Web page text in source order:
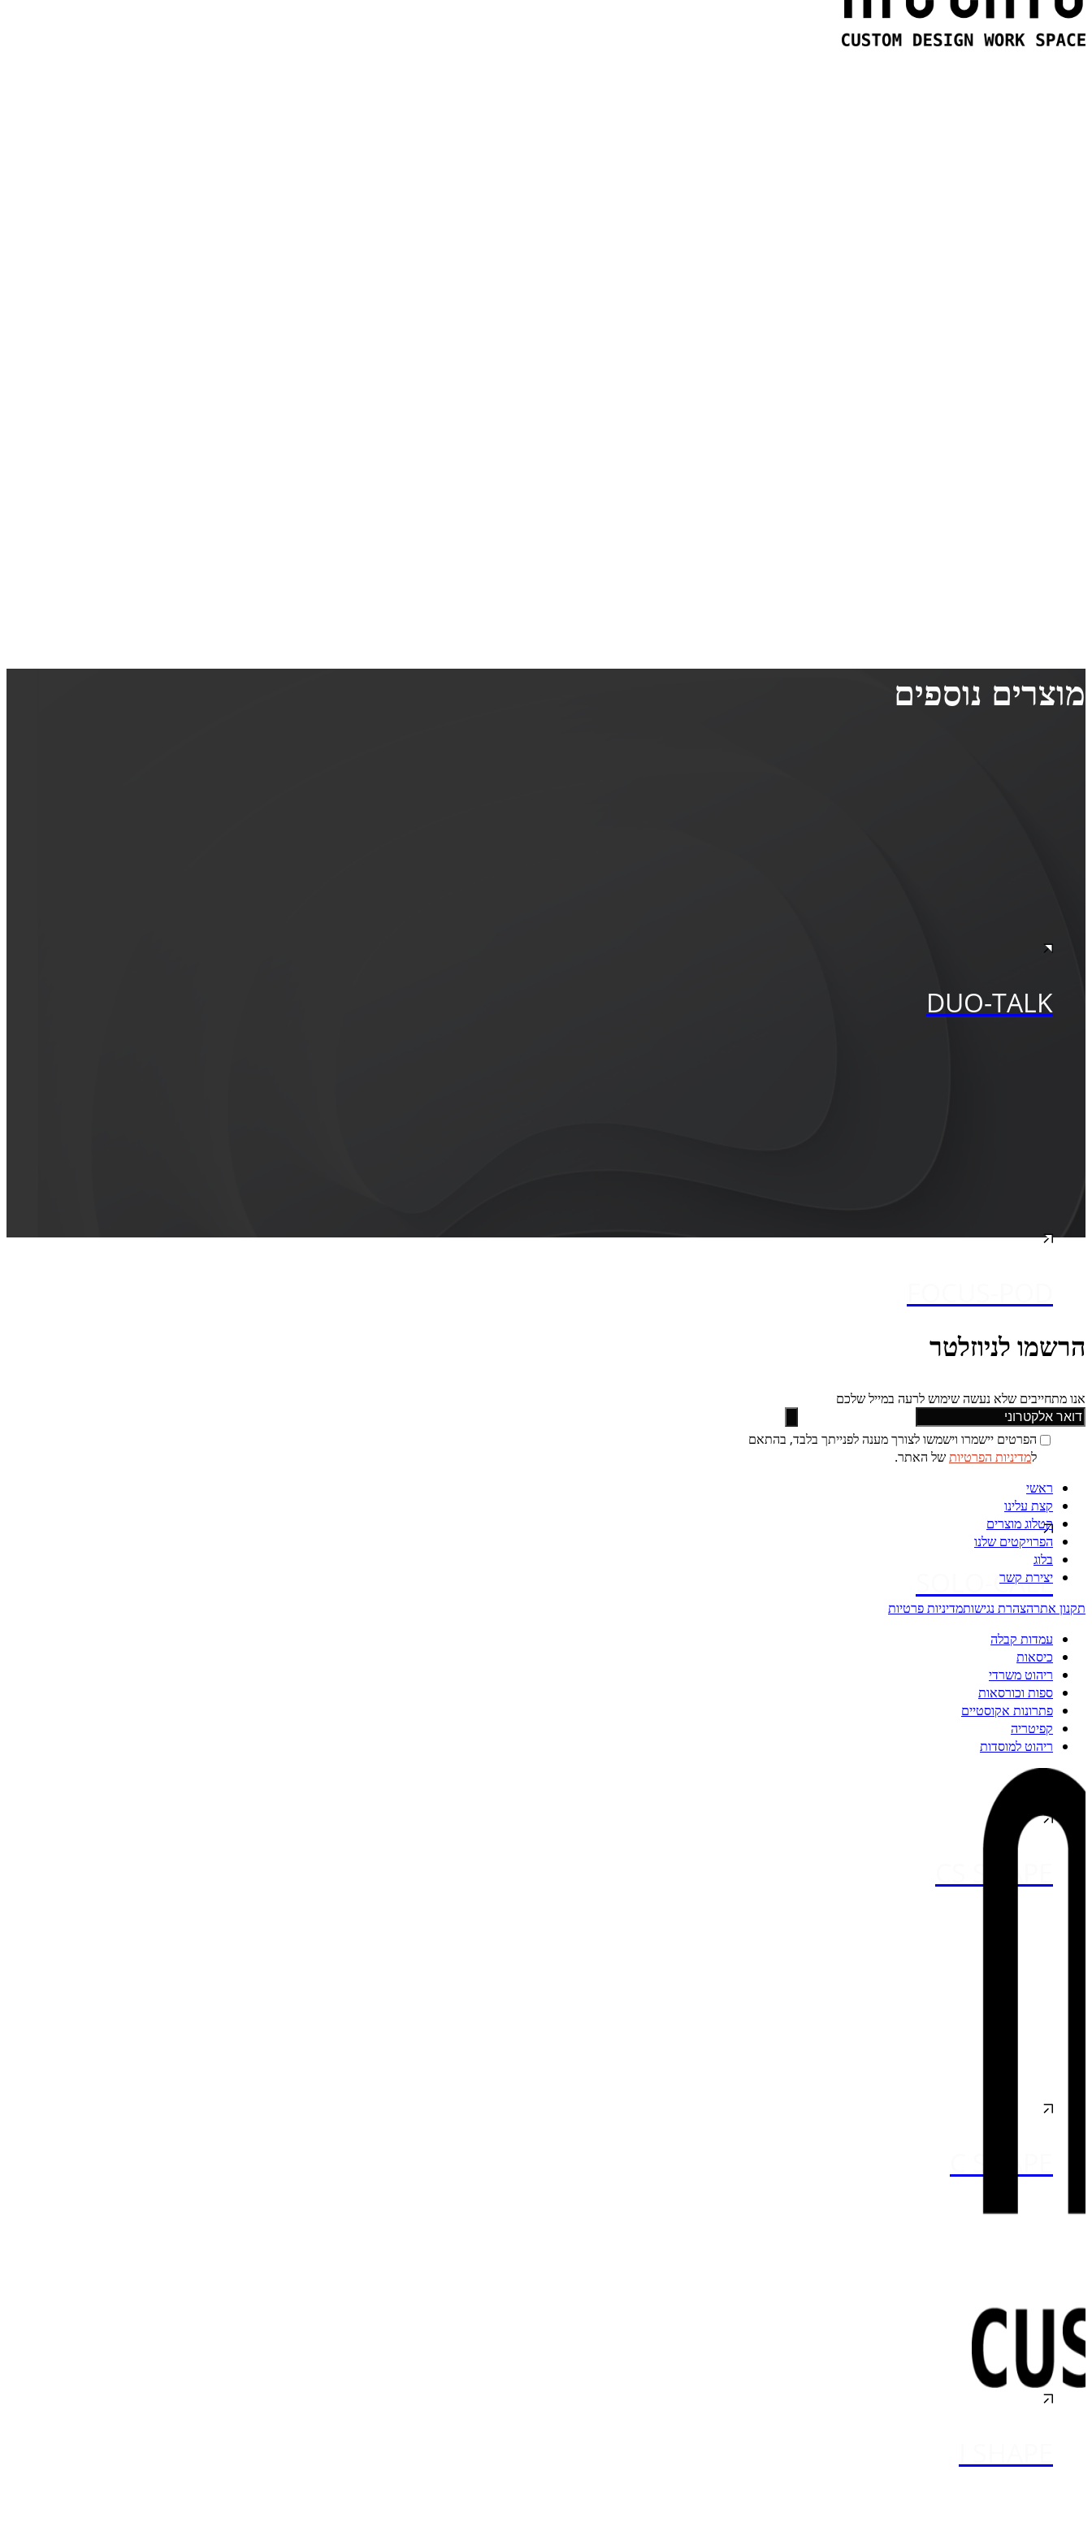
מוצרים נוספים
DUO-TALK
SOLO-CALL
הרשמו לניוזלטר
אנו מתחייבים שלא נעשה שימוש לרעה במייל שלכם
הפרטים יישמרו וישמשו לצורך מענה לפנייתך בלבד, בהתאם
למדיניות הפרטיותשל האתר.
ראשי
קצת עלינו
קטלוג מוצרים
הפרויקטים שלנו
בלוג
יצירת קשר
תקנון אתרהצהרת נגישותמדיניות פרטיות
עמדות קבלה
כיסאות
ריהוט משרדי
ספות וכורסאות
פתרונות אקוסטיים
קפיטריה
ריהוט למוסדות